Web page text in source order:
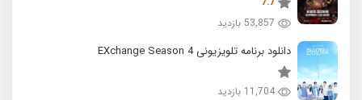
53,857 بازدید
دانلود برنامه تلویزیونی EXchange Season 4
11,704 بازدید